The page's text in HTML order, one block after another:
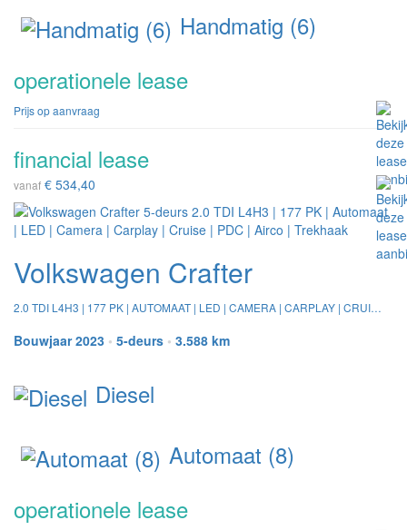
Handmatig (6)
operationele lease
Prijs op aanvraag
financial lease
vanaf € 534,40
Volkswagen Crafter
2.0 TDI L4H3 | 177 PK | AUTOMAAT | LED | CAMERA | CARPLAY | CRUISE | PDC | AIRCO | TREKHAAK
Bouwjaar 2023 • 5-deurs • 3.588 km
Diesel
Automaat (8)
operationele lease